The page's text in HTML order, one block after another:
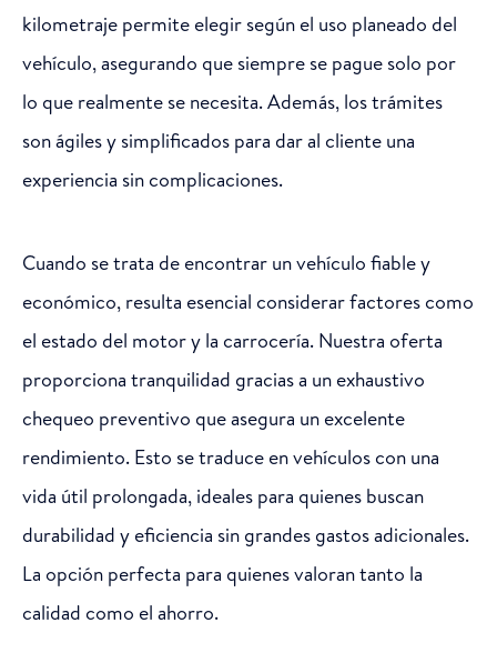
kilometraje permite elegir según el uso planeado del
vehículo, asegurando que siempre se pague solo por
lo que realmente se necesita. Además, los trámites
son ágiles y simplificados para dar al cliente una
experiencia sin complicaciones.
Cuando se trata de encontrar un vehículo fiable y
económico, resulta esencial considerar factores como
el estado del motor y la carrocería. Nuestra oferta
proporciona tranquilidad gracias a un exhaustivo
chequeo preventivo que asegura un excelente
rendimiento. Esto se traduce en vehículos con una
vida útil prolongada, ideales para quienes buscan
durabilidad y eficiencia sin grandes gastos adicionales.
La opción perfecta para quienes valoran tanto la
calidad como el ahorro.